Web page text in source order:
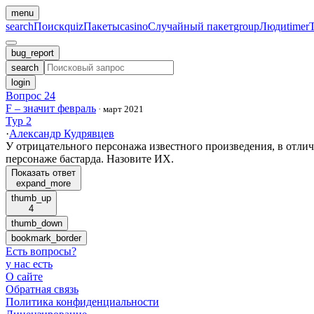
menu
searchПоискquizПакетыcasinoСлучайный пакетgroupЛюдиtimer
bug_report
search
login
Вопрос 24
F – значит февраль · март 2021
Тур 2
·Александр Кудрявцев
У отрицательного персонажа известного произведения, в
персонаже бастарда. Назовите ИХ.
Показать ответ
expand_more
thumb_up
4
thumb_down
bookmark_border
Есть вопросы?
у нас есть
О сайте
Обратная связь
Политика конфиденциальности